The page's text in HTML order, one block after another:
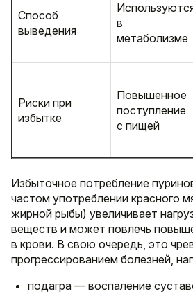
Способ
выведения
в
метаболизме
Риски при
избытке
Повышенное
поступление
с пищей
Избыточное потребление
частом употреблении красного
жирной рыбы) увеличивает
веществ и может повлечь
в крови. В свою очередь, это
прогрессированием болезней,
подагра — воспаление